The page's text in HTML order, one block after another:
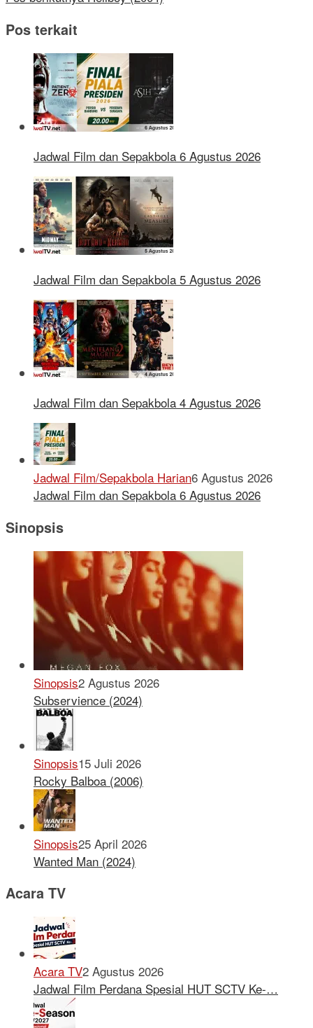
Pos terkait
Jadwal Film dan Sepakbola 6 Agustus 2026
Jadwal Film dan Sepakbola 5 Agustus 2026
Jadwal Film dan Sepakbola 4 Agustus 2026
Jadwal Film/Sepakbola Harian6 Agustus 2026
Jadwal Film dan Sepakbola 6 Agustus 2026
Sinopsis
Sinopsis2 Agustus 2026
Subservience (2024)
Sinopsis15 Juli 2026
Rocky Balboa (2006)
Sinopsis25 April 2026
Wanted Man (2024)
Acara TV
Acara TV2 Agustus 2026
Jadwal Film Perdana Spesial HUT SCTV Ke-…